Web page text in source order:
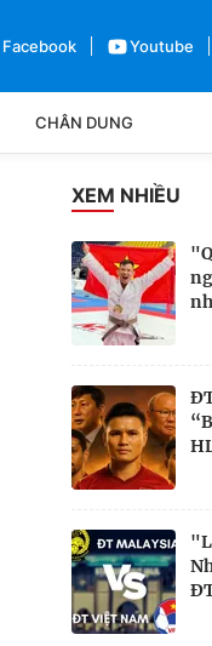
Facebook Youtube
CHÂN DUNG
XEM NHIỀU